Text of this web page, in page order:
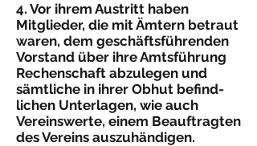
4. Vor ihrem Austritt haben
Mitglieder, die mit Ämtern betraut
waren, dem geschäftsführenden
Vorstand über ihre Amtsführung
Rechenschaft abzulegen und
sämtliche in ihrer Obhut befind­
lichen Unterlagen, wie auch
Vereinswerte, einem Beauftragten
des Vereins auszuhändigen.